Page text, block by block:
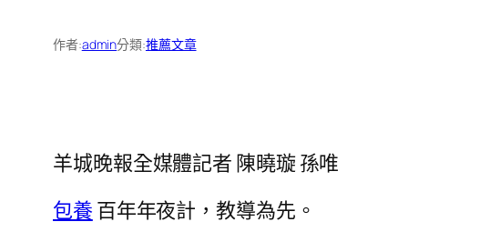
作者:admin分類:推薦文章
羊城晚報全媒體記者 陳曉璇 孫唯
包養 百年年夜計，教導為先。